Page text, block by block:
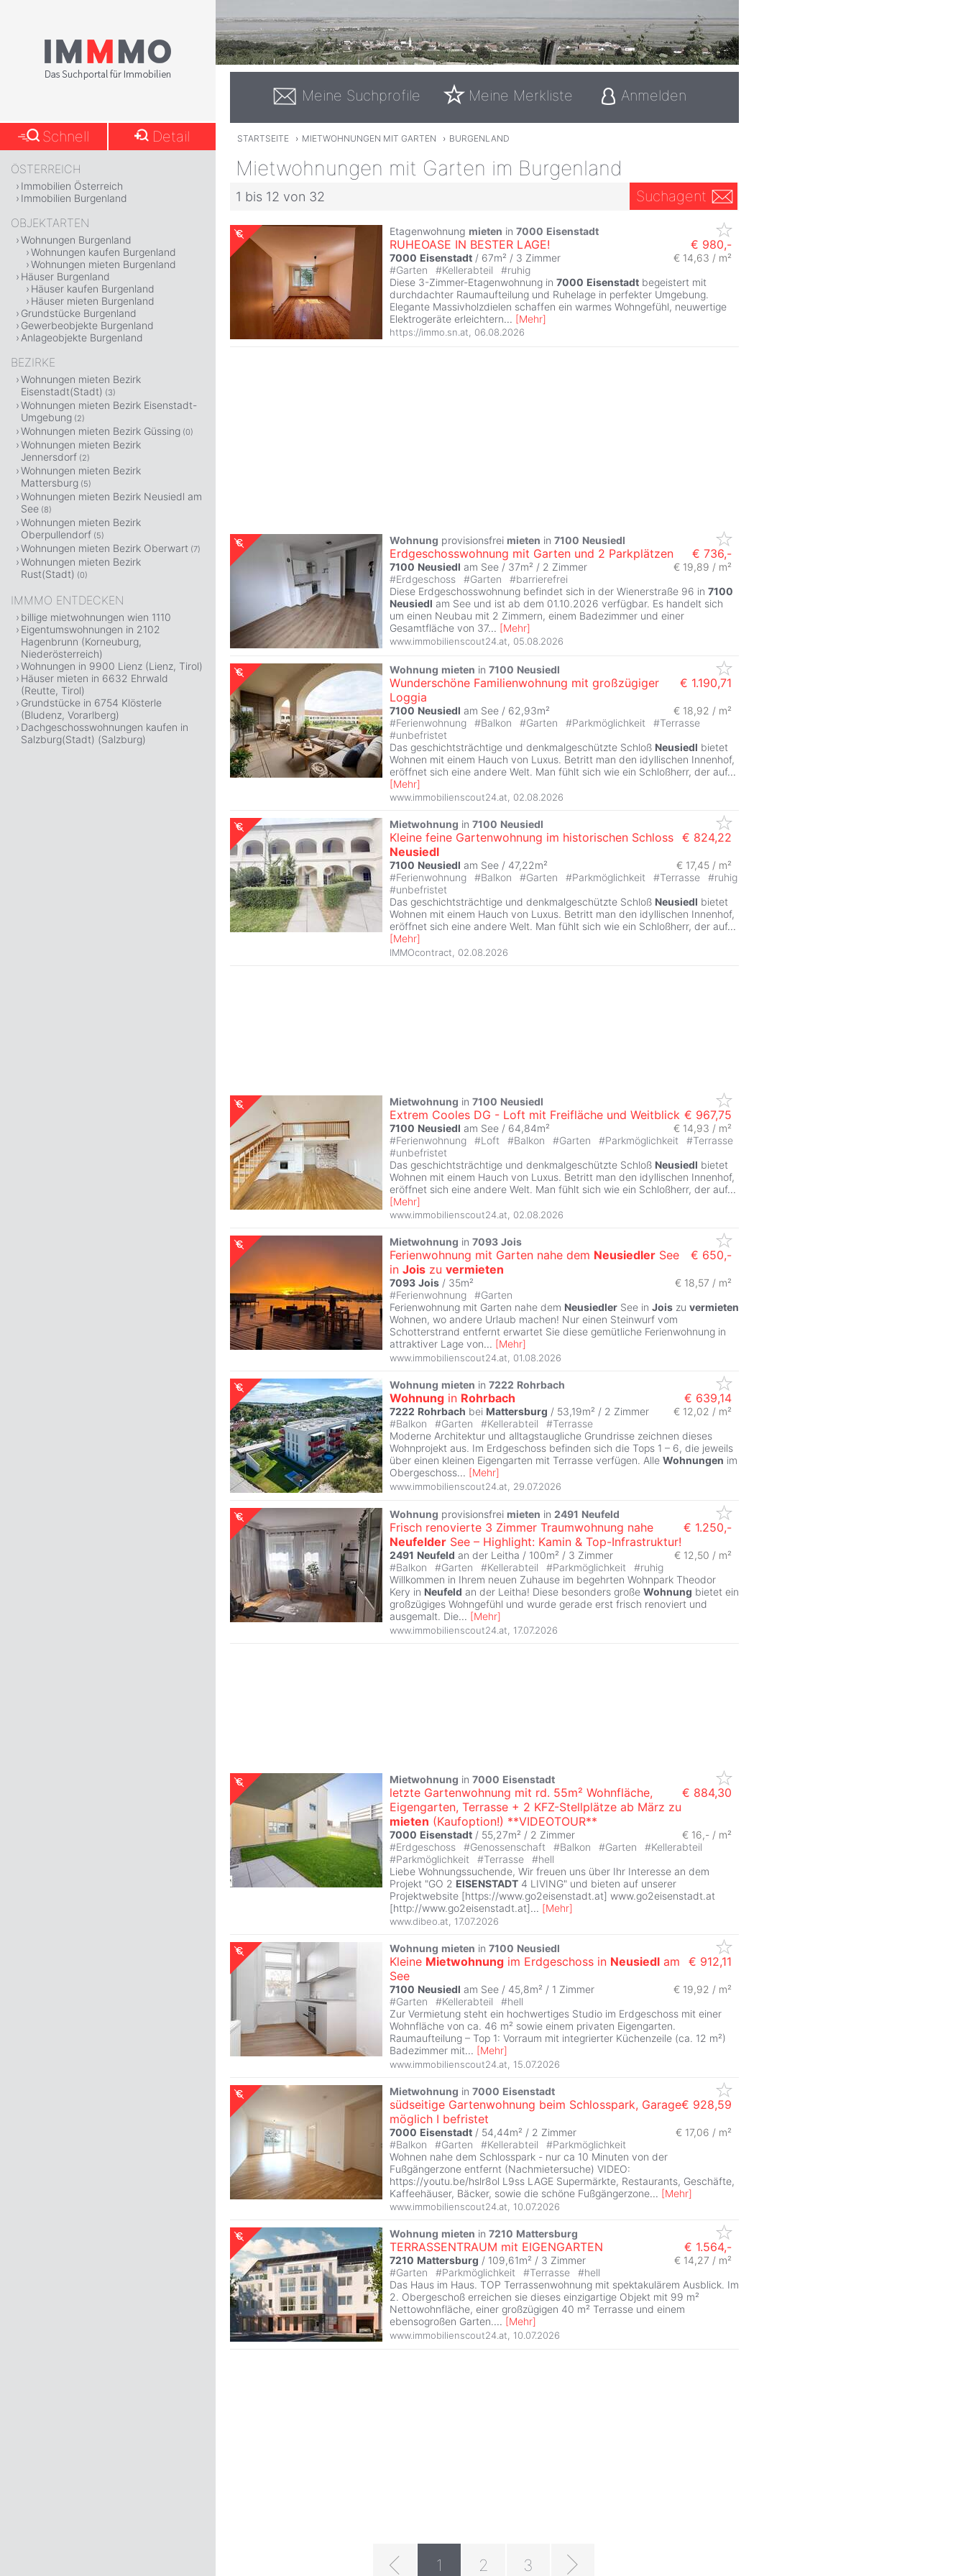
Meine Suchprofile Meine Merkliste Anmelden
STARTSEITE › MIETWOHNUNGEN MIT GARTEN › BURGENLAND
Mietwohnungen mit Garten im Burgenland
1 bis 12 von 32 Suchagent
Etagenwohnung mieten in 7000 Eisenstadt
RUHEOASE IN BESTER LAGE! € 980,-
7000 Eisenstadt / 67m² / 3 Zimmer
€ 14,63 / m²
#Garten #Kellerabteil #ruhig
Diese 3-Zimmer-Etagenwohnung in 7000 Eisenstadt begeistert mit
durchdachter Raumaufteilung und Ruhelage in perfekter Umgebung.
Elegante Massivholzdielen schaffen ein warmes Wohngefühl, neuwertige
Elektrogeräte erleichtern... [Mehr]
https://immo.sn.at 06.08.2026
Wohnung provisionsfrei mieten in 7100 Neusiedl
Erdgeschosswohnung mit Garten und 2 Parkplätzen € 736,-
7100 Neusiedl am See / 37m² / 2 Zimmer
€ 19,89 / m²
#Erdgeschoss #Garten #barrierefrei
Diese Erdgeschosswohnung befindet sich in der Wienerstraße 96 in 7100
Neusiedl am See und ist ab dem 01.10.2026 verfügbar. Es handelt sich
um einen Neubau mit 2 Zimmern, einem Badezimmer und einer
Gesamtfläche von 37... [Mehr]
www.immobilienscout24.at 05.08.2026
Wohnung mieten in 7100 Neusiedl
Wunderschöne Familienwohnung mit großzügiger
Loggia
€ 1.190,71
7100 Neusiedl am See / 62,93m²
€ 18,92 / m²
#Ferienwohnung #Balkon #Garten #Parkmöglichkeit #Terrasse
#unbefristet
Das geschichtsträchtige und denkmalgeschützte Schloß Neusiedl bietet
Wohnen mit einem Hauch von Luxus. Betritt man den idyllischen Innenhof,
eröffnet sich eine andere Welt. Man fühlt sich wie ein Schloßherr, der auf...
[Mehr]
www.immobilienscout24.at 02.08.2026
Mietwohnung in 7100 Neusiedl
Kleine feine Gartenwohnung im historischen Schloss
Neusiedl
€ 824,22
7100 Neusiedl am See / 47,22m²
€ 17,45 / m²
#Ferienwohnung #Balkon #Garten #Parkmöglichkeit #Terrasse #ruhig
#unbefristet
Das geschichtsträchtige und denkmalgeschützte Schloß Neusiedl bietet
Wohnen mit einem Hauch von Luxus. Betritt man den idyllischen Innenhof,
eröffnet sich eine andere Welt. Man fühlt sich wie ein Schloßherr, der auf...
[Mehr]
IMMOcontract 02.08.2026
Mietwohnung in 7100 Neusiedl
Extrem Cooles DG - Loft mit Freifläche und Weitblick € 967,75
7100 Neusiedl am See / 64,84m²
€ 14,93 / m²
#Ferienwohnung #Loft #Balkon #Garten #Parkmöglichkeit #Terrasse
#unbefristet
Das geschichtsträchtige und denkmalgeschützte Schloß Neusiedl bietet
Wohnen mit einem Hauch von Luxus. Betritt man den idyllischen Innenhof,
eröffnet sich eine andere Welt. Man fühlt sich wie ein Schloßherr, der auf...
[Mehr]
www.immobilienscout24.at, 02.08.2026
Mietwohnung in 7093 Jois
Ferienwohnung mit Garten nahe dem Neusiedler See
in Jois zu vermieten
€ 650,-
7093 Jois / 35m²
€ 18,57 / m²
#Ferienwohnung #Garten
Ferienwohnung mit Garten nahe dem Neusiedler See in Jois zu vermieten
Wohnen, wo andere Urlaub machen! Nur einen Steinwurf vom
Schotterstrand entfernt erwartet Sie diese gemütliche Ferienwohnung in
attraktiver Lage von... [Mehr]
www.immobilienscout24.at 01.08.2026
Wohnung mieten in 7222 Rohrbach
Wohnung in Rohrbach € 639,14
7222 Rohrbach bei Mattersburg / 53,19m² / 2 Zimmer
€ 12,02 / m²
#Balkon #Garten #Kellerabteil #Terrasse
Moderne Architektur und alltagstaugliche Grundrisse zeichnen dieses
Wohnprojekt aus. Im Erdgeschoss befinden sich die Tops 1 – 6, die jeweils
über einen kleinen Eigengarten mit Terrasse verfügen. Alle Wohnungen im
Obergeschoss... [Mehr]
www.immobilienscout24.at 29.07.2026
Wohnung provisionsfrei mieten in 2491 Neufeld
Frisch renovierte 3 Zimmer Traumwohnung nahe
Neufelder See – Highlight: Kamin & Top-Infrastruktur!
€ 1.250,-
2491 Neufeld an der Leitha / 100m² / 3 Zimmer
€ 12,50 / m²
#Balkon #Garten #Kellerabteil #Parkmöglichkeit #ruhig
Willkommen in Ihrem neuen Zuhause im begehrten Wohnpark Theodor
Kery in Neufeld an der Leitha! Diese besonders große Wohnung bietet ein
großzügiges Wohngefühl und wurde gerade erst frisch renoviert und
ausgemalt. Die... [Mehr]
www.immobilienscout24.at 17.07.2026
Mietwohnung in 7000 Eisenstadt
letzte Gartenwohnung mit rd. 55m² Wohnfläche,
Eigengarten, Terrasse + 2 KFZ-Stellplätze ab März zu
mieten (Kaufoption!) **VIDEOTOUR**
€ 884,30
7000 Eisenstadt / 55,27m² / 2 Zimmer
€ 16,- / m²
#Erdgeschoss #Genossenschaft #Balkon #Garten #Kellerabteil
#Parkmöglichkeit #Terrasse #hell
Liebe Wohnungssuchende, Wir freuen uns über Ihr Interesse an dem
Projekt "GO 2 EISENSTADT 4 LIVING" und bieten auf unserer
Projektwebsite [https://www.go2eisenstadt.at] www.go2eisenstadt.at
[http://www.go2eisenstadt.at]... [Mehr]
www.dibeo.at 17.07.2026
Wohnung mieten in 7100 Neusiedl
Kleine Mietwohnung im Erdgeschoss in Neusiedl am
See
€ 912,11
7100 Neusiedl am See / 45,8m² / 1 Zimmer
€ 19,92 / m²
#Garten #Kellerabteil #hell
Zur Vermietung steht ein hochwertiges Studio im Erdgeschoss mit einer
Wohnfläche von ca. 46 m² sowie einem privaten Eigengarten.
Raumaufteilung – Top 1: Vorraum mit integrierter Küchenzeile (ca. 12 m²)
Badezimmer mit... [Mehr]
www.immobilienscout24.at 15.07.2026
Mietwohnung in 7000 Eisenstadt
südseitige Gartenwohnung beim Schlosspark, Garage
möglich I befristet
€ 928,59
7000 Eisenstadt / 54,44m² / 2 Zimmer
€ 17,06 / m²
#Balkon #Garten #Kellerabteil #Parkmöglichkeit
Wohnen nahe dem Schlosspark - nur ca 10 Minuten von der
Fußgängerzone entfernt (Nachmietersuche) VIDEO:
https://youtu.be/hslr8ol L9ss LAGE Supermärkte, Restaurants, Geschäfte,
Kaffeehäuser, Bäcker, sowie die schöne Fußgängerzone... [Mehr]
www.immobilienscout24.at, 10.07.2026
Wohnung mieten in 7210 Mattersburg
TERRASSENTRAUM mit EIGENGARTEN € 1.564,-
7210 Mattersburg / 109,61m² / 3 Zimmer
€ 14,27 / m²
#Garten #Parkmöglichkeit #Terrasse #hell
Das Haus im Haus. TOP Terrassenwohnung mit spektakulärem Ausblick. Im
2. Obergeschoß erreichen sie dieses einzigartige Objekt mit 99 m²
Nettowohnfläche, einer großzügigen 40 m² Terrasse und einem
ebensogroßen Garten.... [Mehr]
www.immobilienscout24.at 10.07.2026
1 2 3
Schnell Detail
ÖSTERREICH
Immobilien Österreich
Immobilien Burgenland
OBJEKTARTEN
Wohnungen Burgenland
Wohnungen kaufen Burgenland
Wohnungen mieten Burgenland
Häuser Burgenland
Häuser kaufen Burgenland
Häuser mieten Burgenland
Grundstücke Burgenland
Gewerbeobjekte Burgenland
Anlageobjekte Burgenland
BEZIRKE
Wohnungen mieten Bezirk
Eisenstadt(Stadt) (3)
Wohnungen mieten Bezirk Eisenstadt-
Umgebung (2)
Wohnungen mieten Bezirk Güssing (0)
Wohnungen mieten Bezirk
Jennersdorf (2)
Wohnungen mieten Bezirk
Mattersburg (5)
Wohnungen mieten Bezirk Neusiedl am
See (8)
Wohnungen mieten Bezirk
Oberpullendorf (5)
Wohnungen mieten Bezirk Oberwart (7)
Wohnungen mieten Bezirk
Rust(Stadt) (0)
IMMMO ENTDECKEN
billige mietwohnungen wien 1110
Eigentumswohnungen in 2102
Hagenbrunn (Korneuburg,
Niederösterreich)
Wohnungen in 9900 Lienz (Lienz, Tirol)
Häuser mieten in 6632 Ehrwald
(Reutte, Tirol)
Grundstücke in 6754 Klösterle
(Bludenz, Vorarlberg)
Dachgeschosswohnungen kaufen in
Salzburg(Stadt) (Salzburg)